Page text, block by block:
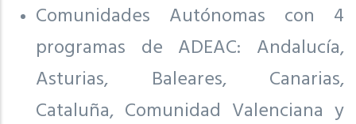
Comunidades Autónomas con 4
programas de ADEAC: Andalucía,
Asturias, Baleares, Canarias,
Cataluña, Comunidad Valenciana y